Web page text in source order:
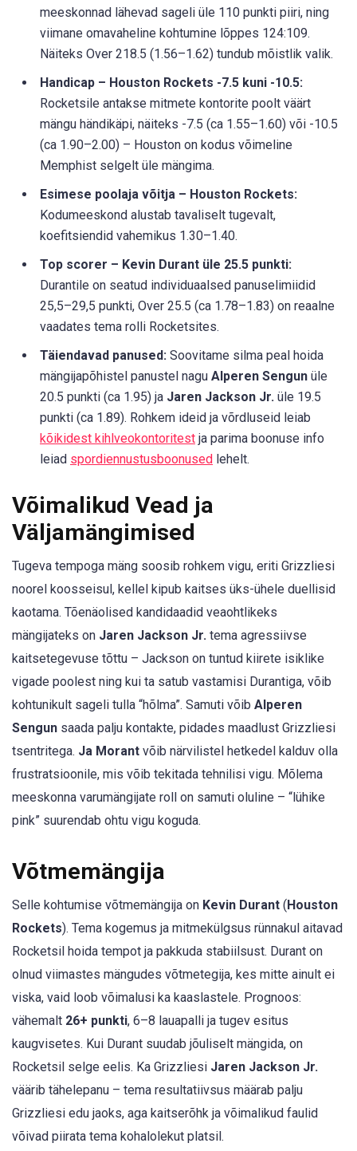
meeskonnad lähevad sageli üle 110 punkti piiri, ning
viimane omavaheline kohtumine lõppes 124:109.
Näiteks Over 218.5 (1.56–1.62) tundub mõistlik valik.
Handicap – Houston Rockets -7.5 kuni -10.5:
Rocketsile antakse mitmete kontorite poolt väärt
mängu händikäpi, näiteks -7.5 (ca 1.55–1.60) või -10.5
(ca 1.90–2.00) – Houston on kodus võimeline
Memphist selgelt üle mängima.
Esimese poolaja võitja – Houston Rockets:
Kodumeeskond alustab tavaliselt tugevalt,
koefitsiendid vahemikus 1.30–1.40.
Top scorer – Kevin Durant üle 25.5 punkti:
Durantile on seatud individuaalsed panuselimiidid
25,5–29,5 punkti, Over 25.5 (ca 1.78–1.83) on reaalne
vaadates tema rolli Rocketsites.
Täiendavad panused: Soovitame silma peal hoida
mängijapõhistel panustel nagu Alperen Sengun üle
20.5 punkti (ca 1.95) ja Jaren Jackson Jr. üle 19.5
punkti (ca 1.89). Rohkem ideid ja võrdluseid leiab
kõikidest kihlveokontoritest ja parima boonuse info
leiad spordiennustusboonused lehelt.
Võimalikud Vead ja
Väljamängimised
Tugeva tempoga mäng soosib rohkem vigu, eriti Grizzliesi
noorel koosseisul, kellel kipub kaitses üks-ühele duellisid
kaotama. Tõenäolised kandidaadid veaohtlikeks
mängijateks on Jaren Jackson Jr. tema agressiivse
kaitsetegevuse tõttu – Jackson on tuntud kiirete isiklike
vigade poolest ning kui ta satub vastamisi Durantiga, võib
kohtunikult sageli tulla “hõlma”. Samuti võib Alperen
Sengun saada palju kontakte, pidades maadlust Grizzliesi
tsentritega. Ja Morant võib närvilistel hetkedel kalduv olla
frustratsioonile, mis võib tekitada tehnilisi vigu. Mõlema
meeskonna varumängijate roll on samuti oluline – “lühike
pink” suurendab ohtu vigu koguda.
Võtmemängija
Selle kohtumise võtmemängija on Kevin Durant ( Houston
Rockets). Tema kogemus ja mitmekülgsus rünnakul aitavad
Rocketsil hoida tempot ja pakkuda stabiilsust. Durant on
olnud viimastes mängudes võtmetegija, kes mitte ainult ei
viska, vaid loob võimalusi ka kaaslastele. Prognoos:
vähemalt 26+ punkti, 6–8 lauapalli ja tugev esitus
kaugvisetes. Kui Durant suudab jõuliselt mängida, on
Rocketsil selge eelis. Ka Grizzliesi Jaren Jackson Jr.
väärib tähelepanu – tema resultatiivsus määrab palju
Grizzliesi edu jaoks, aga kaitserõhk ja võimalikud faulid
võivad piirata tema kohalolekut platsil.